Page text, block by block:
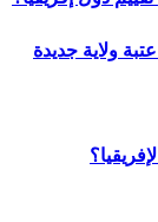
ولاية جديدة